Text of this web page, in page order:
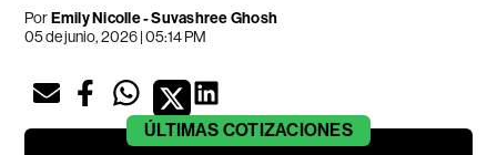
PorEmily Nicolle - Suvashree Ghosh
05 de junio, 2026 | 05:14 PM
ÚLTIMAS COTIZACIONES